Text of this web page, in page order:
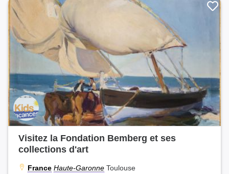
Visitez la Fondation Bemberg et ses
collections d'art
France Haute-Garonne Toulouse